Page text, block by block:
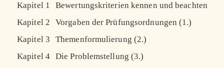
Kapitel 1
Bewertungskriterien kennen und beachten
Kapitel 2
Vorgaben der Prüfungsordnungen (1.)
Kapitel 3
Themenformulierung (2.)
Kapitel 4 Die Problemstellung (3.)